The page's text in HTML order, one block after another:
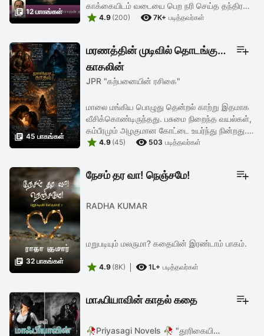
 12 பாகங்கள்
காக்கையிடம் வடையை பெற நரி செய்த தந்திரம்
பற்றி ஒரு கதை உண்டு. அனேகமாக இதை
 4.9 (200)  7K+ படித்தவர்கள்
 45 பாகங்கள்
மரணத்தின் முடிவில் தொடங்கும்
காதலின்
மறுஜனனம்⚔️(முடிந்தது)
JPR "கற்பனையின் ரசிகை"
மாலை மங்கிய பொழுது தென்றல் காற்று இதமாக
வீசிக்கொண்டிருந்தது. பசுமை நிறைந்த வயல்கள்,
கம்பீரமும் அழகுமான கோட்டை உயர்ந்து நின்றது.
வீரத்திற்க்கும் செழுமைக்கும் பெயர் பேற்ற
 4.9 (45)  503 படித்தவர்கள்
 32 பாகங்கள்
நேசம் தர வா! நெஞ்சமே!
RADHA KUMAR
மறுபடியும் மலருமா? கதையின் இரண்டாம் பாகம்.
 4.9 (8K)  1L+ படித்தவர்கள்
மாஃபியாவின் காதல் கதை
🥀Priyasagi Novels 🥀 "தூரிகையின்